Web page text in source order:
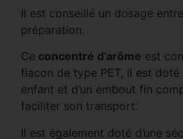
Il est conseillé un dosage entre
préparation.
Ce concentré d’arôme est
flacon de type PET, il est doté
enfant et d’un embout fin
faciliter son transport.
Il est également doté d’une